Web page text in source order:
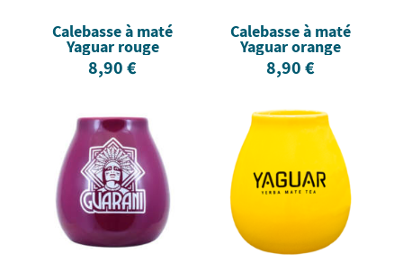
Calebasse à maté
Yaguar rouge
8,90 €
Calebasse à maté
Yaguar orange
8,90 €